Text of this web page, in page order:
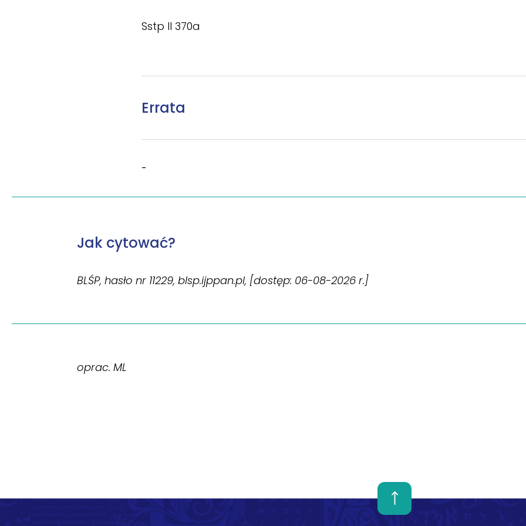
Sstp II 370a
Errata
-
Jak cytować?
BLŚP, hasło nr 11229, blsp.ijppan.pl, [dostęp: 06-08-2026 r.]
oprac. ML